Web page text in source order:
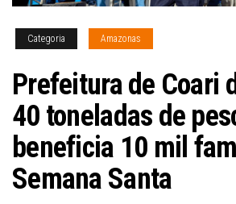
Categoria Amazonas
Prefeitura de Coari
40 toneladas de
beneficia 10 mil
Semana Santa